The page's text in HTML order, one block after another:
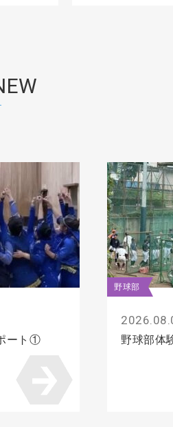
ート①
野球部
野球部体